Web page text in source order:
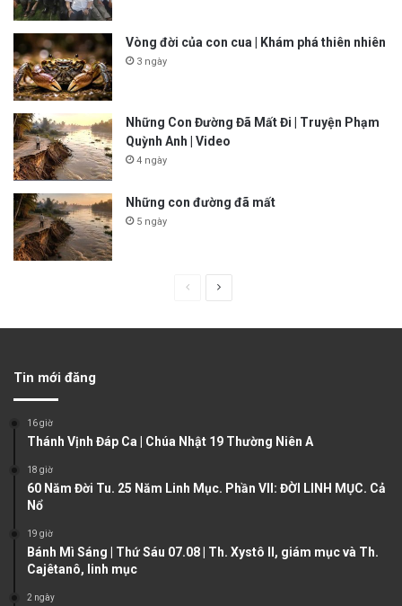
Vòng đời của con cua | Khám phá thiên nhiên
3 ngày
Những Con Đường Đã Mất Đi | Truyện Phạm
Quỳnh Anh | Video
4 ngày
Những con đường đã mất
5 ngày
u
g
Tin mới đăng
16 giờ
Thánh Vịnh Đáp Ca | Chúa Nhật 19 Thường Niên A
18 giờ
60 Năm Đời Tu. 25 Năm Linh Mục. Phần VII: ĐỜI LINH MỤC. Cả
Nổ
19 giờ
Bánh Mì Sáng | Thứ Sáu 07.08 | Th. Xystô II, giám mục và Th.
Cajêtanô, linh mục
2 ngày